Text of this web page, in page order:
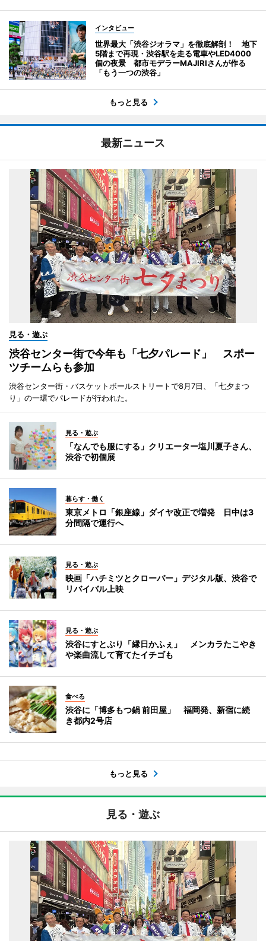
インタビュー
世界最大「渋谷ジオラマ」を徹底解剖！ 地下
5階まで再現・渋谷駅を走る電車やLED4000
個の夜景 都市モデラーMAJIRIさんが作る
「もう一つの渋谷」
もっと見る
最新ニュース
見る・遊ぶ
渋谷センター街で今年も「七夕パレード」 スポー
ツチームらも参加
渋谷センター街・バスケットボールストリートで8月7日、「七夕まつ
り」の一環でパレードが行われた。
見る・遊ぶ
「なんでも服にする」クリエーター塩川夏子さん、
渋谷で初個展
暮らす・働く
東京メトロ「銀座線」ダイヤ改正で増発 日中は3
分間隔で運行へ
見る・遊ぶ
映画「ハチミツとクローバー」デジタル版、渋谷で
リバイバル上映
見る・遊ぶ
渋谷にすとぷり「縁日かふぇ」 メンカラたこやき
や楽曲流して育てたイチゴも
食べる
渋谷に「博多もつ鍋 前田屋」 福岡発、新宿に続
き都内2号店
もっと見る
見る・遊ぶ